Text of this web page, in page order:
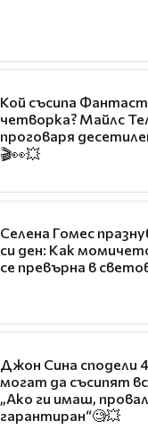
Кой съсипа
четворка? Майлс
проговаря
🎬👀💥
Селена Гомес
си ден: Как
се превърна в
Джон Сина сподели
могат да съсипят
„Ако ги имаш,
гарантиран“🧐💥